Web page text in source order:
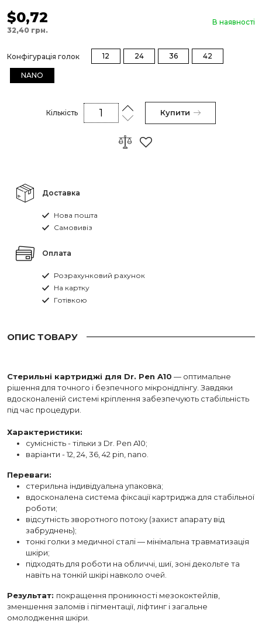
$0,72
32,40 грн.
В наявності
Конфігурація голок 12 24 36 42
NANO
Кількість Купити
Доставка
Нова пошта
Самовивіз
Оплата
Розрахунковий рахунок
На картку
Готівкою
ОПИС ТОВАРУ
Стерильні картриджі для Dr. Pen A10 — оптимальне
рішення для точного і безпечного мікронідлінгу. Завдяки
вдосконаленій системі кріплення забезпечують стабільність
під час процедури.
Характеристики:
сумісність - тільки з Dr. Pen A10;
варіанти - 12, 24, 36, 42 pin, nano.
Переваги:
стерильна індивідуальна упаковка;
вдосконалена система фіксації картриджа для стабільної
роботи;
відсутність зворотного потоку (захист апарату від
забруднень);
тонкі голки з медичної сталі — мінімальна травматизація
шкіри;
підходять для роботи на обличчі, шиї, зоні декольте та
навіть на тонкій шкірі навколо очей.
Результат: покращення проникності мезококтейлів,
зменшення заломів і пігментації, ліфтинг і загальне
омолодження шкіри.